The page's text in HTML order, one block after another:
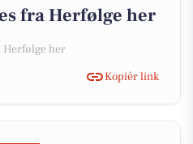
fra Herfølge her
Herfølge her
Kopiér link